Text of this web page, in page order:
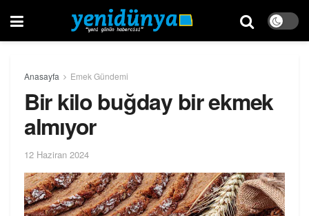
Anasayfa Emek Gündemi
Bir kilo buğday bir ekmek
almıyor
12 Haziran 2024